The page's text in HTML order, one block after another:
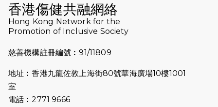
2026-07-10
【猛龍戈壁118公里分享暨香港傷健共
融網絡15周年晚宴】
2026-07-09
猛龍長跑隊恆常練習 - 7月9日（19:00
2026-07-02
香港傷健共融網絡
Hong Kong Network for the
Promotion of Inclusive Society
慈善機構註冊編號︰91/11809
地址︰香港九龍佐敦上海街80號華海廣場10樓1001
室
電話︰2771 9666